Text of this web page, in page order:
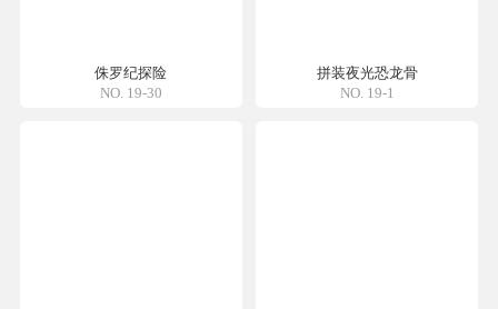
侏罗纪探险
NO. 19-30
拼装夜光恐龙骨
NO. 19-1